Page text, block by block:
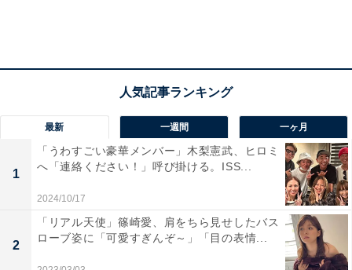
最新 一週間 一ヶ月
1
「うわすごい豪華メンバー」木梨憲武、ヒロミ
へ「連絡ください！」呼び掛ける。ISS...
2024/10/17
2
「リアル天使」篠崎愛、肩をちら見せしたバス
ローブ姿に「可愛すぎんぞ～」「目の表情...